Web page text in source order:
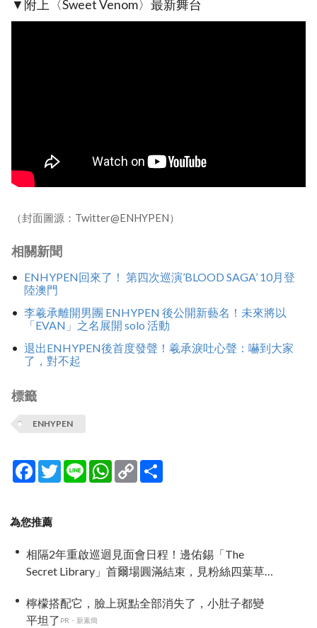
▼附上〈Sweet Venom〉最新舞台
（封面圖源：Twitter@ENHYPEN）
相關新聞
ENHYPEN回來了！ 第四次巡演’BLOOD SAGA’ 10月登
陸澳門
李羲承離開男團 ENHYPEN 後公開新藝名！未來將以
「EVAN」之名展開 solo 活動
退出ENHYPEN後首度發聲！羲承淚吐心聲：嚇到大家
了，對不起
標籤
ENHYPEN
Facebook
TwitterLine WhatsApp
Copy
Link
為您推薦
相隔2年重啟巡迴見面會日程！邊佑錫「The
Secret Library」首爾場圓滿結束，見粉絲四葉草
檸檬搭配它，臉上斑點全部消失了，小肚子都變
平坦了 PR・新素簡